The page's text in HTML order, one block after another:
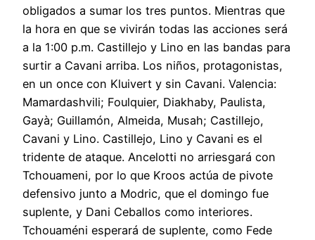
obligados a sumar los tres puntos. Mientras que
la hora en que se vivirán todas las acciones será
a la 1:00 p.m. Castillejo y Lino en las bandas para
surtir a Cavani arriba. Los niños, protagonistas,
en un once con Kluivert y sin Cavani. Valencia:
Mamardashvili; Foulquier, Diakhaby, Paulista,
Gayà; Guillamón, Almeida, Musah; Castillejo,
Cavani y Lino. Castillejo, Lino y Cavani es el
tridente de ataque. Ancelotti no arriesgará con
Tchouameni, por lo que Kroos actúa de pivote
defensivo junto a Modric, que el domingo fue
suplente, y Dani Ceballos como interiores.
Tchouaméni esperará de suplente, como Fede